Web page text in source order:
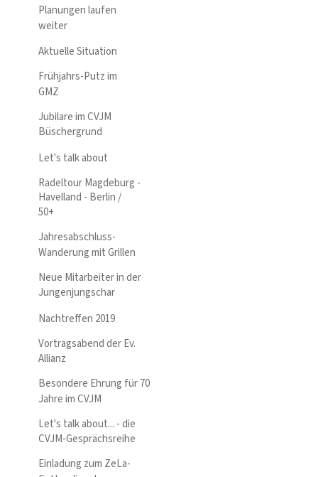
Planungen laufen
weiter
Aktuelle Situation
Frühjahrs-Putz im
GMZ
Jubilare im CVJM
Büschergrund
Let's talk about
Radeltour Magdeburg -
Havelland - Berlin /
50+
Jahresabschluss-
Wanderung mit Grillen
Neue Mitarbeiter in der
Jungenjungschar
Nachtreffen 2019
Vortragsabend der Ev.
Allianz
Besondere Ehrung für 70
Jahre im CVJM
Let's talk about... - die
CVJM-Gesprächsreihe
Einladung zum ZeLa-